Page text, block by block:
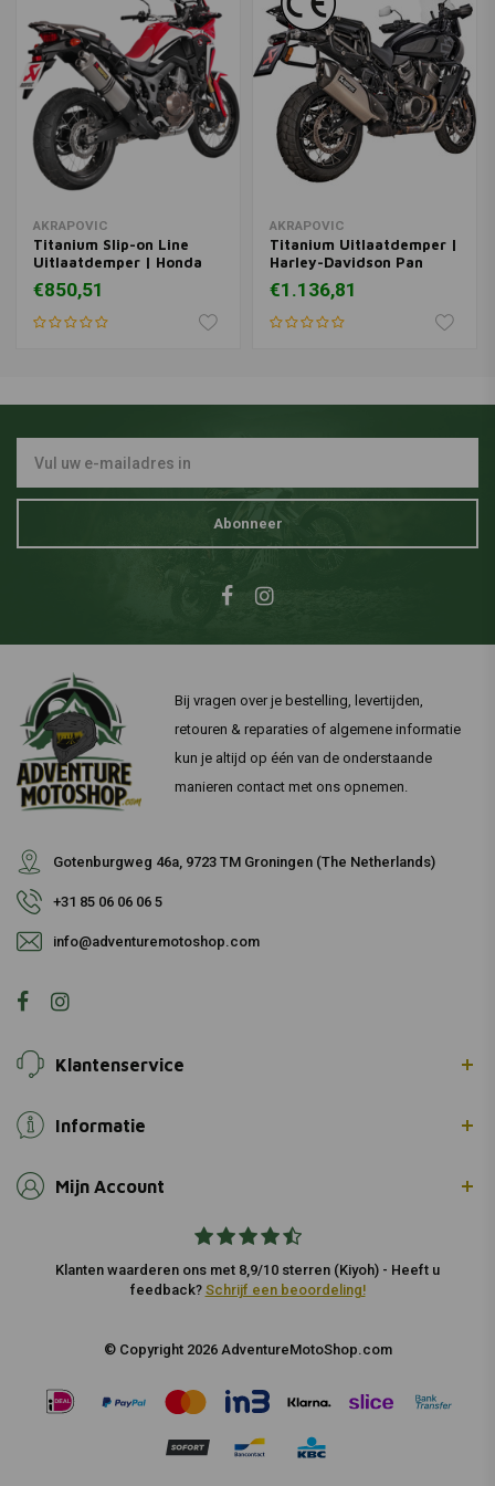
AKRAPOVIC
Titanium Slip-on Line
Uitlaatdemper | Honda
CRF1000L ('15-'19)/ADV
('18-'19)
€850,51
AKRAPOVIC
Titanium Uitlaatdemper |
Harley-Davidson Pan
America 1250 ('21+)
€1.136,81
Abonneer
Bij vragen over je bestelling, levertijden,
retouren & reparaties of algemene informatie
kun je altijd op één van de onderstaande
manieren contact met ons opnemen.
Gotenburgweg 46a, 9723 TM Groningen (The Netherlands)
+31 85 06 06 06 5
info@adventuremotoshop.com
Klantenservice
Informatie
Mijn Account
Klanten waarderen ons met 8,9/10 sterren (Kiyoh) - Heeft u
feedback? Schrijf een beoordeling!
© Copyright 2026 AdventureMotoShop.com